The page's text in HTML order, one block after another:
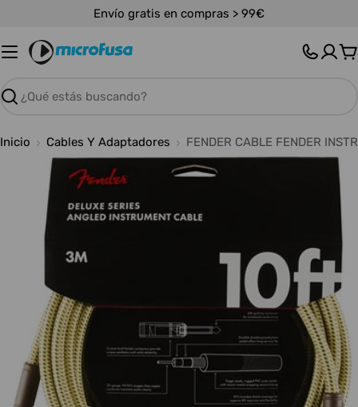
contenido
Envío gratis en compras > 99€
Buscar
Inicio Cables Y Adaptadores FENDER CABLE FENDER
medios 0 en modal